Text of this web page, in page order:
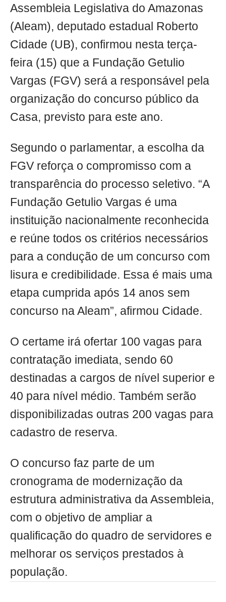
Assembleia Legislativa do Amazonas
(Aleam), deputado estadual Roberto
Cidade (UB), confirmou nesta terça-
feira (15) que a Fundação Getulio
Vargas (FGV) será a responsável pela
organização do concurso público da
Casa, previsto para este ano.
Segundo o parlamentar, a escolha da
FGV reforça o compromisso com a
transparência do processo seletivo. “A
Fundação Getulio Vargas é uma
instituição nacionalmente reconhecida
e reúne todos os critérios necessários
para a condução de um concurso com
lisura e credibilidade. Essa é mais uma
etapa cumprida após 14 anos sem
concurso na Aleam”, afirmou Cidade.
O certame irá ofertar 100 vagas para
contratação imediata, sendo 60
destinadas a cargos de nível superior e
40 para nível médio. Também serão
disponibilizadas outras 200 vagas para
cadastro de reserva.
O concurso faz parte de um
cronograma de modernização da
estrutura administrativa da Assembleia,
com o objetivo de ampliar a
qualificação do quadro de servidores e
melhorar os serviços prestados à
população.